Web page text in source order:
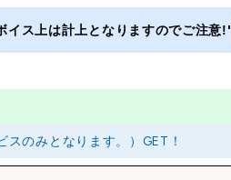
イス上は計上となりますのでご注意!'
のみとなります。）GET！